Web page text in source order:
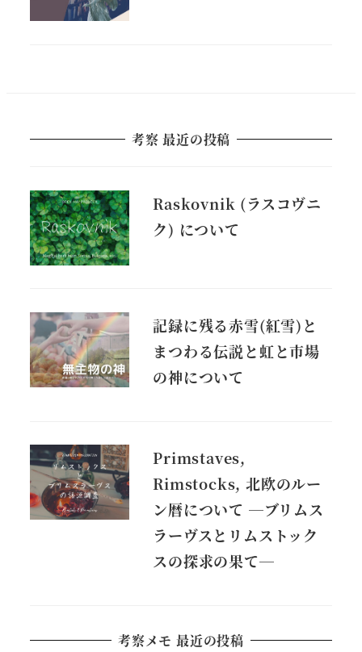
考察 最近の投稿
Raskovnik (ラスコヴニ
ク) について
記録に残る赤雪(紅雪)と
まつわる伝説と虹と市場
の神について
Primstaves,
Rimstocks, 北欧のルー
ン暦について ―ブリムス
ラーヴスとリムストック
スの探求の果て―
考察メモ 最近の投稿